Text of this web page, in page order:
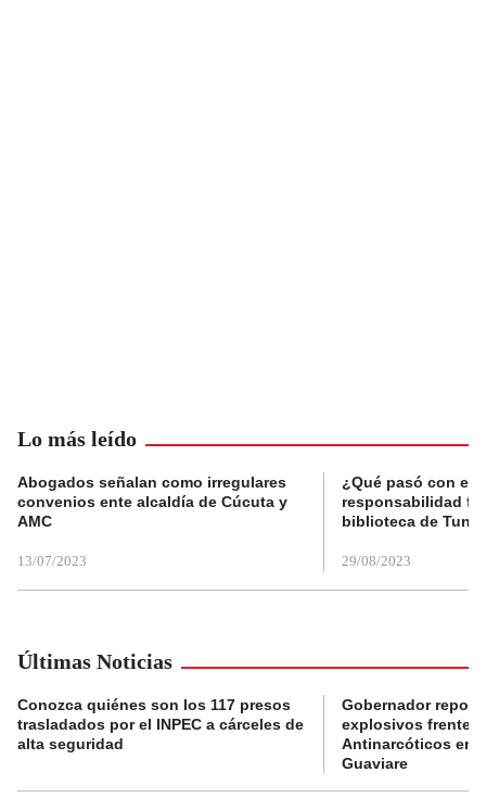
Lo más leído
Abogados señalan como irregulares
convenios ente alcaldía de Cúcuta y
AMC
13/07/2023
¿Qué pasó con el
responsabilidad
biblioteca de
29/08/2023
Últimas Noticias
Conozca quiénes son los 117 presos
trasladados por el INPEC a cárceles de
alta seguridad
Gobernador
explosivos frente a
Antinarcóticos en
Guaviare